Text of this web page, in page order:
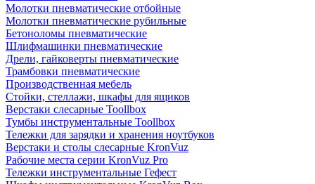
Молотки пневматические отбойные
Молотки пневматические рубильные
Бетоноломы пневматические
Шлифмашинки пневматические
Дрели, гайковерты пневматические
Трамбовки пневматические
Производственная мебель
Стойки, стеллажи, шкафы для ящиков
Верстаки слесарные Toollbox
Тумбы инструментальные Toollbox
Тележки для зарядки и хранения ноутбуков
Верстаки и столы слесарные KronVuz
Рабочие места серии KronVuz Pro
Тележки инструментальные Гефест